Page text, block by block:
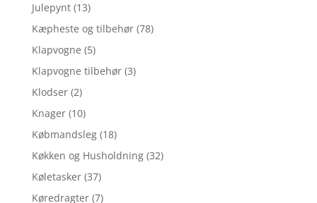
Julepynt (13)
Kæpheste og tilbehør (78)
Klapvogne (5)
Klapvogne tilbehør (3)
Klodser (2)
Knager (10)
Købmandsleg (18)
Køkken og Husholdning (32)
Køletasker (37)
Køredragter (7)